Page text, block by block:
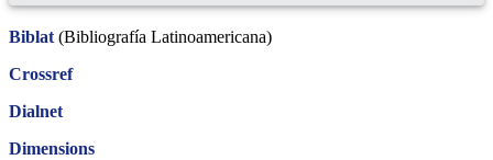
Biblat (Bibliografía Latinoamericana)
Crossref
Dialnet
Dimensions